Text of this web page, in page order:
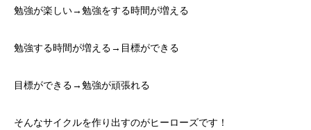
勉強が楽しい→勉強をする時間が増える
勉強する時間が増える→目標ができる
目標ができる→勉強が頑張れる
そんなサイクルを作り出すのがヒーローズです！